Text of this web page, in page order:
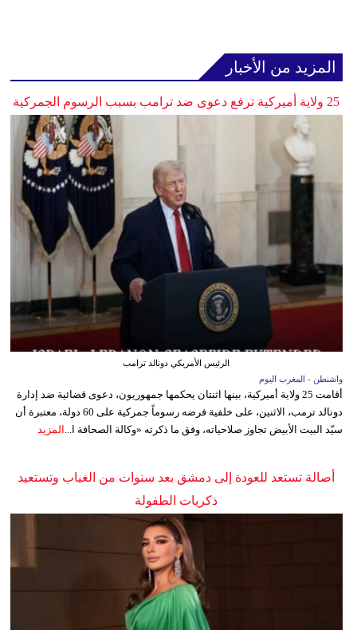
المزيد من الأخبار
25 ولاية أميركية ترفع دعوى ضد ترامب بسبب الرسوم الجمركية
الرئيس الأمريكي دونالد ترامب
واشنطن - المغرب اليوم
أقامت 25 ولاية أميركية، بينها اثنتان يحكمها جمهوريون، دعوى قضائية ضد إدارة
دونالد ترمب، الاثنين، على خلفية فرضه رسوماً جمركية على 60 دولة، معتبرة أن
سيّد البيت الأبيض تجاوز صلاحياته، وفق ما ذكرته «وكالة الصحافة ا... المزيد
أصالة تستعد للعودة إلى دمشق بعد سنوات من الغياب وتستعيد
ذكريات الطفولة